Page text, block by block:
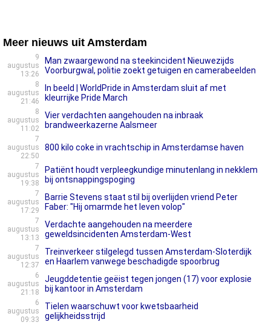
Meer nieuws uit Amsterdam
9
augustus
13:26
Man zwaargewond na steekincident Nieuwezijds
Voorburgwal, politie zoekt getuigen en camerabeelden
8
augustus
21:46
In beeld | WorldPride in Amsterdam sluit af met
kleurrijke Pride March
8
augustus
11:02
Vier verdachten aangehouden na inbraak
brandweerkazerne Aalsmeer
7
augustus
22:50
800 kilo coke in vrachtschip in Amsterdamse haven
7
augustus
19:38
Patiënt houdt verpleegkundige minutenlang in nekklem
bij ontsnappingspoging
7
augustus
17:29
Barrie Stevens staat stil bij overlijden vriend Peter
Faber: "Hij omarmde het leven volop"
7
augustus
13:13
Verdachte aangehouden na meerdere
geweldsincidenten Amsterdam-West
7
augustus
12:37
Treinverkeer stilgelegd tussen Amsterdam-Sloterdijk
en Haarlem vanwege beschadigde spoorbrug
6
augustus
21:18
Jeugddetentie geëist tegen jongen (17) voor explosie
bij kantoor in Amsterdam
6
augustus
09:33
Tielen waarschuwt voor kwetsbaarheid
gelijkheidsstrijd